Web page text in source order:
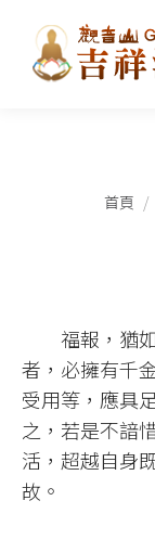
您在
首頁
福報，猶如
者，必擁有千
受用等，應具
之，若是不諳
活，超越自身
故。